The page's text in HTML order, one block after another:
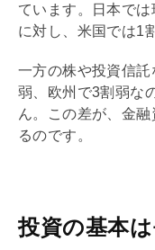
ています。日本で
に対し、米国では1
一方の株や投資信
弱、欧州で3割弱な
ん。この差が、 金融
るのです。
投資の基本